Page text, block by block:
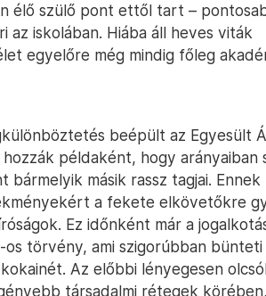
élő szülő pont ettől tart –
iskolában. Hiába áll heves viták
egyelőre még mindig főleg
beépült az Egyesült
példaként, hogy arányaiban
másik rassz tagjai. Ennek
a fekete elkövetőkre
Ez időnként már a
os törvény, ami szigorúbban bünteti
Az előbbi lényegesen
társadalmi rétegek